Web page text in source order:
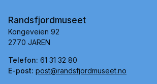
Randsfjordmuseet
Kongeveien 92
2770 JAREN
Telefon: 61 31 32 80
E-post: post@randsfjordmuseet.no